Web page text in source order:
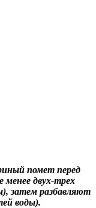
помет перед
двух-трех
затем разбавляют
воды).